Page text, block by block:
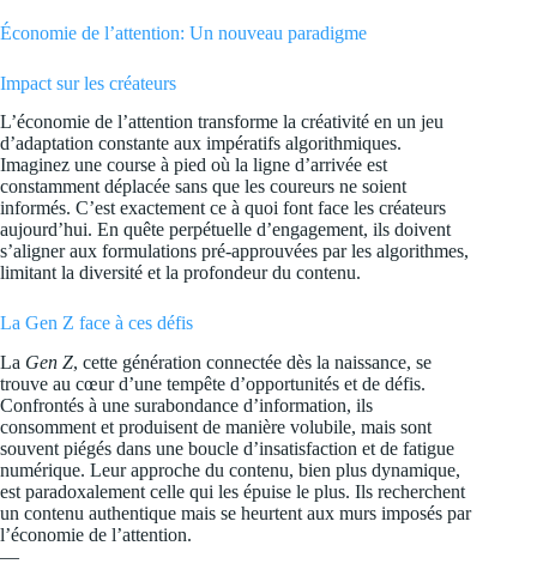
Économie de l’attention: Un nouveau paradigme
Impact sur les créateurs
L’économie de l’attention transforme la créativité en un jeu
d’adaptation constante aux impératifs algorithmiques.
Imaginez une course à pied où la ligne d’arrivée est
constamment déplacée sans que les coureurs ne soient
informés. C’est exactement ce à quoi font face les créateurs
aujourd’hui. En quête perpétuelle d’engagement, ils doivent
s’aligner aux formulations pré-approuvées par les algorithmes,
limitant la diversité et la profondeur du contenu.
La Gen Z face à ces défis
La Gen Z, cette génération connectée dès la naissance, se
trouve au cœur d’une tempête d’opportunités et de défis.
Confrontés à une surabondance d’information, ils
consomment et produisent de manière volubile, mais sont
souvent piégés dans une boucle d’insatisfaction et de fatigue
numérique. Leur approche du contenu, bien plus dynamique,
est paradoxalement celle qui les épuise le plus. Ils recherchent
un contenu authentique mais se heurtent aux murs imposés par
l’économie de l’attention.
—